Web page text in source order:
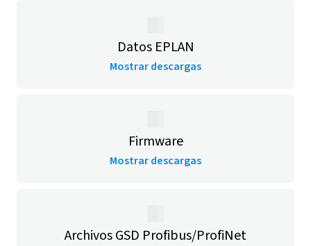
Datos EPLAN
Mostrar descargas
Firmware
Mostrar descargas
Archivos GSD Profibus/ProfiNet